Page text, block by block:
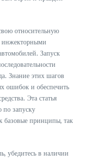
относительную
инжекторными
Запуск
Знание этих шагов
ошибок и обеспечить
Эта статья
по запуску
базовые принципы, так
убедитесь в наличии